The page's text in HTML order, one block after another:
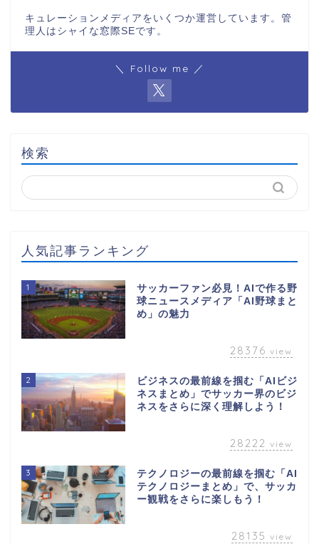
キュレーションメディアをいくつか運営しています。管
理人はシャイな窓際SEです。
＼ Follow me ／
検索
人気記事ランキング
1
サッカーファン必見！AIで作る野
球ニュースメディア「AI野球まと
め」の魅力
28376 view
2
ビジネスの最前線を掴む「AIビジ
ネスまとめ」でサッカー界のビジ
ネスをさらに深く理解しよう！
28222 view
3
テクノロジーの最前線を掴む「AI
テクノロジーまとめ」で、サッカ
ー観戦をさらに楽しもう！
28135 view